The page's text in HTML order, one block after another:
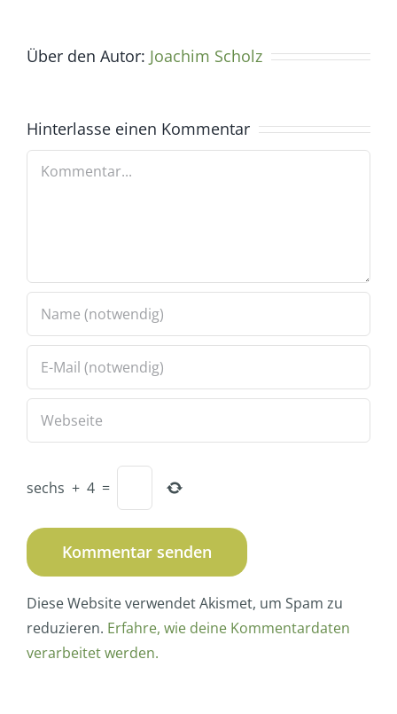
Über den Autor: Joachim Scholz
Hinterlasse einen Kommentar
Kommentar
sechs + 4 =
Diese Website verwendet Akismet, um Spam zu
reduzieren. Erfahre, wie deine Kommentardaten
verarbeitet werden.